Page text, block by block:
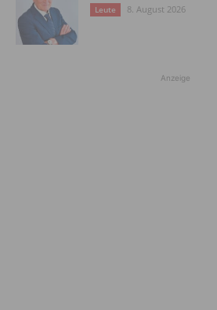
Leute 8. August 2026
Anzeige